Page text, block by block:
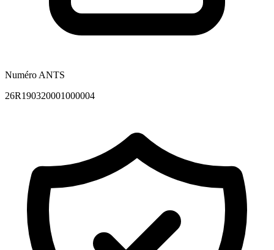
Numéro ANTS
26R190320001000004